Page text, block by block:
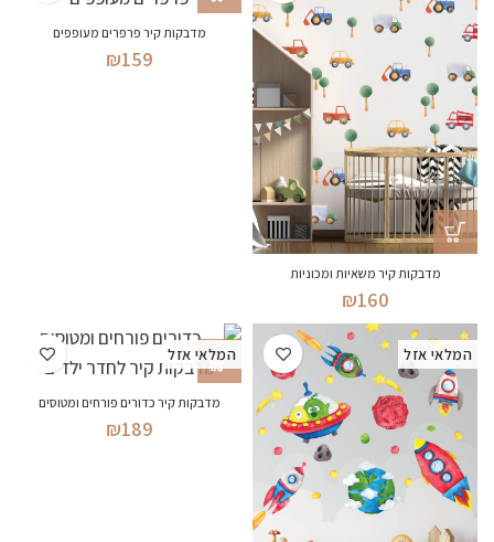
מדבקות קיר משאיות ומכוניות
₪160
מדבקות קיר פרפרים מעופפים
₪159
המלאי אזל המלאי אזל
מדבקות קיר כדורים פורחים ומטוסים
₪189